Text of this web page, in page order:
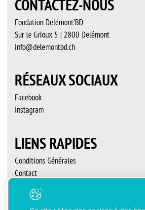
CONTACTEZ-NOUS
Fondation Delémont’BD
Sur le Grioux 5 | 2800 Delémont
info@delemontbd.ch
RÉSEAUX SOCIAUX
Facebook
Instagram
LIENS RAPIDES
Conditions Générales
Contact